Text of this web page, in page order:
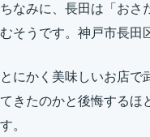
ちなみに、長田は「おさ
むそうです。神戸市長田
とにかく美味しいお店で
てきたのかと後悔するほ
す。